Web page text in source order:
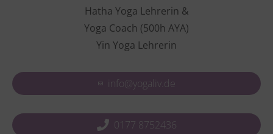
Hatha Yoga Lehrerin &
Yoga Coach (500h AYA)
Yin Yoga Lehrerin
info@yogaliv.de
0177 8752436